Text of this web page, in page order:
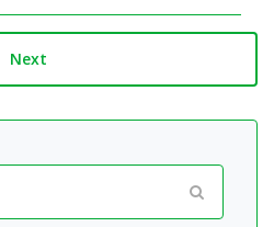
Next